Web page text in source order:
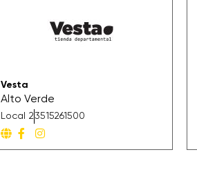
Vesta
Alto Verde
Local 23515261500